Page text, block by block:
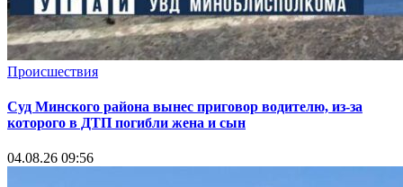
Происшествия
Суд Минского района вынес приговор водителю, из-за
которого в ДТП погибли жена и сын
04.08.26 09:56